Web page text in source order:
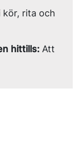
kör, rita och
hittills: Att